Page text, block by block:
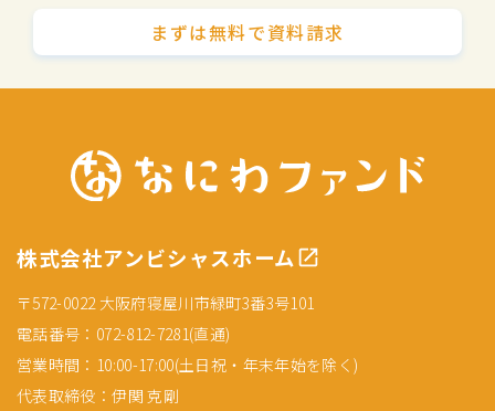
まずは無料で資料請求
株式会社アンビシャスホーム
〒572-0022 大阪府寝屋川市緑町3番3号101
電話番号：072-812-7281(直通)
営業時間：10:00-17:00(土日祝・年末年始を除く)
代表取締役：伊関 克剛